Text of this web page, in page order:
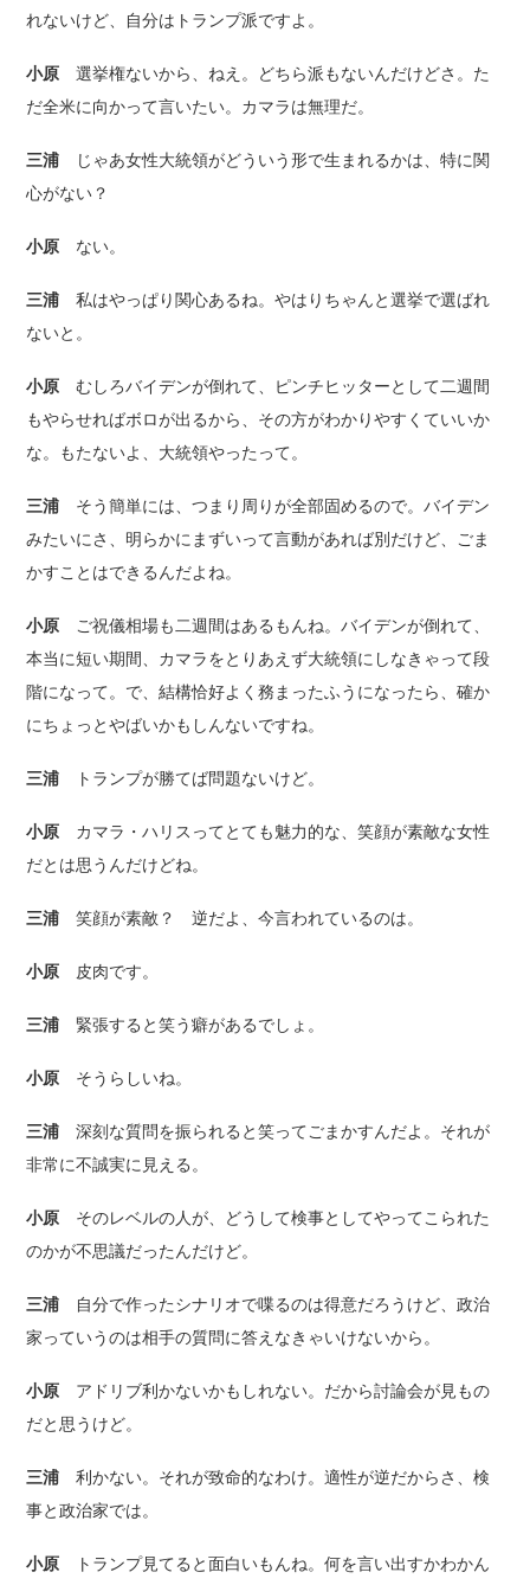
れないけど、自分はトランプ派ですよ。
小原選挙権ないから、ねえ。どちら派もないんだけどさ。た
だ全米に向かって言いたい。カマラは無理だ。
三浦
じゃあ女性大統領がどういう形で生まれるかは、特に関
心がない？
小原 ない。
三浦私はやっぱり関心あるね。やはりちゃんと選挙で選ばれ
ないと。
小原むしろバイデンが倒れて、ピンチヒッターとして二週間
もやらせればボロが出るから、その方がわかりやすくていいか
な。もたないよ、大統領やったって。
三浦 そう簡単には、つまり周りが全部固めるので。バイデン
みたいにさ、明らかにまずいって言動があれば別だけど、ごま
かすことはできるんだよね。
小原 ご祝儀相場も二週間はあるもんね。バイデンが倒れて、
本当に短い期間、カマラをとりあえず大統領にしなきゃって段
階になって。で、結構恰好よく務まったふうになったら、確か
にちょっとやばいかもしんないですね。
三浦 トランプが勝てば問題ないけど。
小原 カマラ・ハリスってとても魅力的な、笑顔が素敵な女性
だとは思うんだけどね。
三浦笑顔が素敵？ 逆だよ、今言われているのは。
小原皮肉です。
三浦 緊張すると笑う癖があるでしょ。
小原 そうらしいね。
三浦深刻な質問を振られると笑ってごまかすんだよ。それが
非常に不誠実に見える。
小原 そのレベルの人が、どうして検事としてやってこられた
のかが不思議だったんだけど。
三浦 自分で作ったシナリオで喋るのは得意だろうけど、政治
家っていうのは相手の質問に答えなきゃいけないから。
小原 アドリブ利かないかもしれない。だから討論会が見もの
だと思うけど。
三浦利かない。それが致命的なわけ。適性が逆だからさ、検
事と政治家では。
小原 トランプ見てると面白いもんね。何を言い出すかわかん